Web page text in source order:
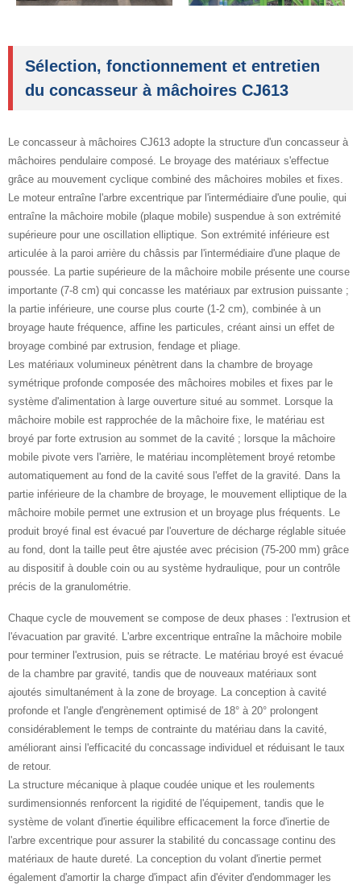
Sélection, fonctionnement et entretien
du concasseur à mâchoires CJ613
Le concasseur à mâchoires CJ613 adopte la structure d'un concasseur à
mâchoires pendulaire composé. Le broyage des matériaux s'effectue
grâce au mouvement cyclique combiné des mâchoires mobiles et fixes.
Le moteur entraîne l'arbre excentrique par l'intermédiaire d'une poulie, qui
entraîne la mâchoire mobile (plaque mobile) suspendue à son extrémité
supérieure pour une oscillation elliptique. Son extrémité inférieure est
articulée à la paroi arrière du châssis par l'intermédiaire d'une plaque de
poussée. La partie supérieure de la mâchoire mobile présente une course
importante (7-8 cm) qui concasse les matériaux par extrusion puissante ;
la partie inférieure, une course plus courte (1-2 cm), combinée à un
broyage haute fréquence, affine les particules, créant ainsi un effet de
broyage combiné par extrusion, fendage et pliage.
Les matériaux volumineux pénètrent dans la chambre de broyage
symétrique profonde composée des mâchoires mobiles et fixes par le
système d'alimentation à large ouverture situé au sommet. Lorsque la
mâchoire mobile est rapprochée de la mâchoire fixe, le matériau est
broyé par forte extrusion au sommet de la cavité ; lorsque la mâchoire
mobile pivote vers l'arrière, le matériau incomplètement broyé retombe
automatiquement au fond de la cavité sous l'effet de la gravité. Dans la
partie inférieure de la chambre de broyage, le mouvement elliptique de la
mâchoire mobile permet une extrusion et un broyage plus fréquents. Le
produit broyé final est évacué par l'ouverture de décharge réglable située
au fond, dont la taille peut être ajustée avec précision (75-200 mm) grâce
au dispositif à double coin ou au système hydraulique, pour un contrôle
précis de la granulométrie.
Chaque cycle de mouvement se compose de deux phases : l'extrusion et
l'évacuation par gravité. L'arbre excentrique entraîne la mâchoire mobile
pour terminer l'extrusion, puis se rétracte. Le matériau broyé est évacué
de la chambre par gravité, tandis que de nouveaux matériaux sont
ajoutés simultanément à la zone de broyage. La conception à cavité
profonde et l'angle d'engrènement optimisé de 18° à 20° prolongent
considérablement le temps de contrainte du matériau dans la cavité,
améliorant ainsi l'efficacité du concassage individuel et réduisant le taux
de retour.
La structure mécanique à plaque coudée unique et les roulements
surdimensionnés renforcent la rigidité de l'équipement, tandis que le
système de volant d'inertie équilibre efficacement la force d'inertie de
l'arbre excentrique pour assurer la stabilité du concassage continu des
matériaux de haute dureté. La conception du volant d'inertie permet
également d'amortir la charge d'impact afin d'éviter d'endommager les